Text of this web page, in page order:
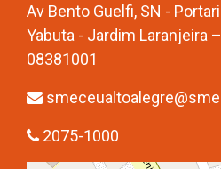
Av Bento Guelfi, SN -
Yabuta - Jardim Laranjeira
08381001
2075-1000